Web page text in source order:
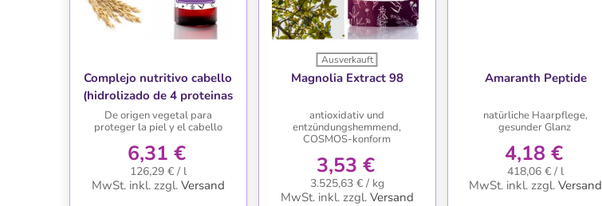
Complejo nutritivo cabello
(hidrolizado de 4 proteinas
vegetales)
De origen vegetal para
proteger la piel y el cabello
6,31 €
126,29 € / l
MwSt. inkl. zzgl. Versand
WUNSCHLISTE
Ausverkauft
Magnolia Extract 98
antioxidativ und
entzündungshemmend,
COSMOS-konform
3,53 €
3.525,63 € / kg
MwSt. inkl. zzgl. Versand
Amaranth Peptide
natürliche Haarpflege,
gesunder Glanz
4,18 €
418,06 € / l
MwSt. inkl. zzgl. Versand